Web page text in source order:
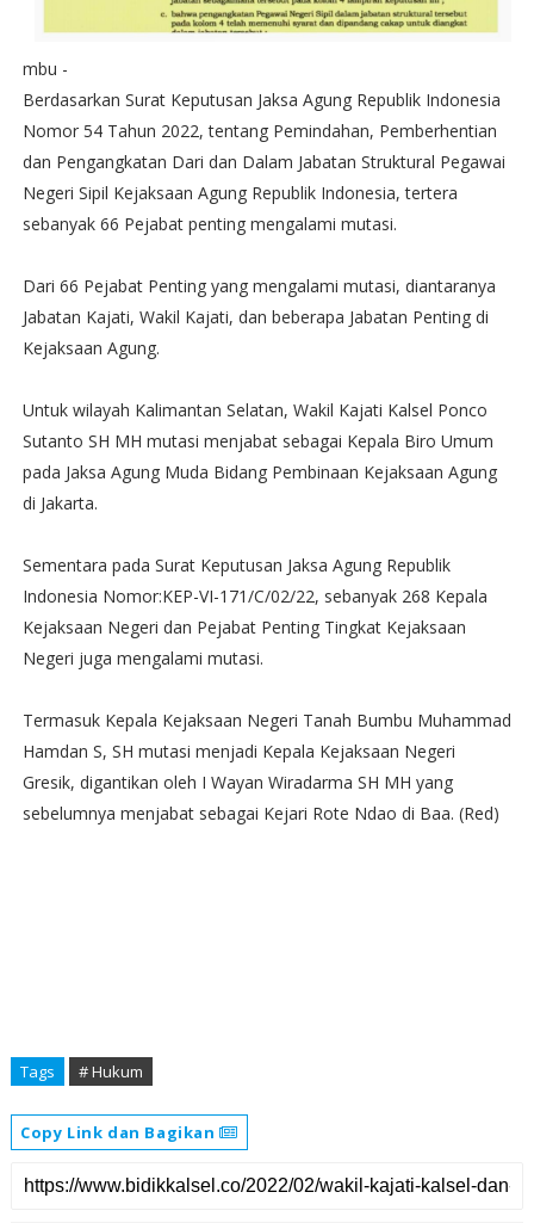
mbu -
Berdasarkan Surat Keputusan Jaksa Agung Republik Indonesia
Nomor 54 Tahun 2022, tentang Pemindahan, Pemberhentian
dan Pengangkatan Dari dan Dalam Jabatan Struktural Pegawai
Negeri Sipil Kejaksaan Agung Republik Indonesia, tertera
sebanyak 66 Pejabat penting mengalami mutasi.
Dari 66 Pejabat Penting yang mengalami mutasi, diantaranya
Jabatan Kajati, Wakil Kajati, dan beberapa Jabatan Penting di
Kejaksaan Agung.
Untuk wilayah Kalimantan Selatan, Wakil Kajati Kalsel Ponco
Sutanto SH MH mutasi menjabat sebagai Kepala Biro Umum
pada Jaksa Agung Muda Bidang Pembinaan Kejaksaan Agung
di Jakarta.
Sementara pada Surat Keputusan Jaksa Agung Republik
Indonesia Nomor:KEP-VI-171/C/02/22, sebanyak 268 Kepala
Kejaksaan Negeri dan Pejabat Penting Tingkat Kejaksaan
Negeri juga mengalami mutasi.
Termasuk Kepala Kejaksaan Negeri Tanah Bumbu Muhammad
Hamdan S, SH mutasi menjadi Kepala Kejaksaan Negeri
Gresik, digantikan oleh I Wayan Wiradarma SH MH yang
sebelumnya menjabat sebagai Kejari Rote Ndao di Baa. (Red)
Tags # Hukum
Copy Link dan Bagikan